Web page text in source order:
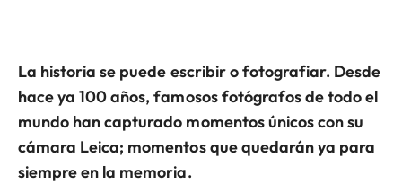
La historia se puede escribir o fotografiar. Desde
hace ya 100 años, famosos fotógrafos de todo el
mundo han capturado momentos únicos con su
cámara Leica; momentos que quedarán ya para
siempre en la memoria.